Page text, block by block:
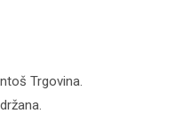
Trgovina.